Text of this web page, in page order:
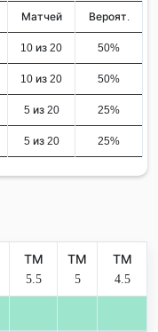
Матчей Вероят.
10 из 20 50%
10 из 20 50%
5 из 20 25%
5 из 20 25%
ТМ
5.5
ТМ
5
ТМ
4.5